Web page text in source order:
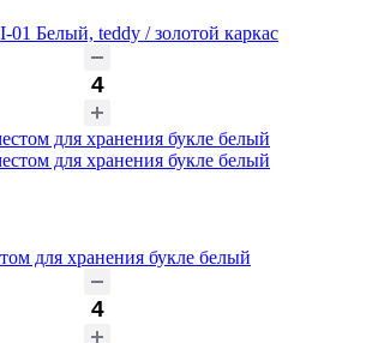
Белый, teddy / золотой каркас
для хранения букле белый